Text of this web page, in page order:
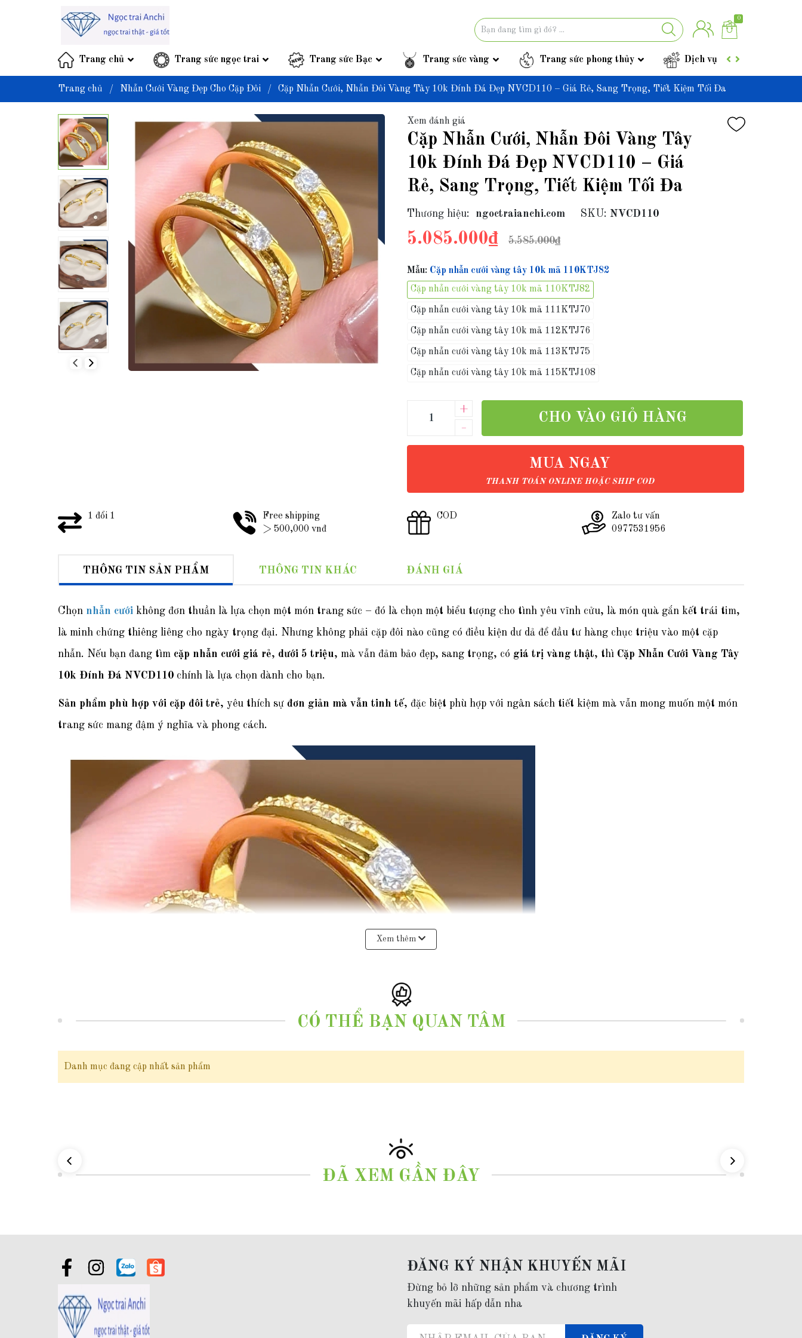
0
Trang chủ Trang sức ngọc trai Trang sức Bạc Trang sức vàng Trang sức phong thủy Dịch vụ
Trang chủ / Nhẫn Cưới Vàng Đẹp Cho Cặp Đôi / Cặp Nhẫn Cưới, Nhẫn Đôi Vàng Tây 10k Đính Đá Đẹp NVCD110 – Giá Rẻ, Sang Trọng, Tiết Kiệm Tối Đa
Xem đánh giá
Cặp Nhẫn Cưới, Nhẫn Đôi Vàng Tây
10k Đính Đá Đẹp NVCD110 – Giá
Rẻ, Sang Trọng, Tiết Kiệm Tối Đa
Thương hiệu: ngoctraianchi.com SKU: NVCD110
5.085.000₫ 5.585.000₫
Mẫu: Cặp nhẫn cưới vàng tây 10k mã 110KTJ82
Cặp nhẫn cưới vàng tây 10k mã 110KTJ82
Cặp nhẫn cưới vàng tây 10k mã 111KTJ70
Cặp nhẫn cưới vàng tây 10k mã 112KTJ76
Cặp nhẫn cưới vàng tây 10k mã 113KTJ75
Cặp nhẫn cưới vàng tây 10k mã 115KTJ108
–
+
CHO VÀO GIỎ HÀNG
MUA NGAY
THANH TOÁN ONLINE HOẶC SHIP COD
1 đổi 1
Free shipping
> 500,000 vnđ
COD
Zalo tư vấn
0977531956
THÔNG TIN SẢN PHẨM THÔNG TIN KHÁC ĐÁNH GIÁ
Chọn nhẫn cưới không đơn thuần là lựa chọn một món trang sức – đó là chọn một biểu tượng cho tình yêu vĩnh cửu, là món quà gắn kết trái tim,
là minh chứng thiêng liêng cho ngày trọng đại. Nhưng không phải cặp đôi nào cũng có điều kiện dư dả để đầu tư hàng chục triệu vào một cặp
nhẫn. Nếu bạn đang tìm cặp nhẫn cưới giá rẻ, dưới 5 triệu, mà vẫn đảm bảo đẹp, sang trọng, có giá trị vàng thật, thì Cặp Nhẫn Cưới Vàng Tây
10k Đính Đá NVCD110 chính là lựa chọn dành cho bạn.
Sản phẩm phù hợp với cặp đôi trẻ, yêu thích sự đơn giản mà vẫn tinh tế, đặc biệt phù hợp với ngân sách tiết kiệm mà vẫn mong muốn một món
trang sức mang đậm ý nghĩa và phong cách.
Xem thêm
CÓ THỂ BẠN QUAN TÂM
Danh mục đang cập nhất sản phẩm
ĐÃ XEM GẦN ĐÂY
ĐĂNG KÝ NHẬN KHUYẾN MÃI
Đừng bỏ lỡ những sản phẩm và chương trình
khuyến mãi hấp dẫn nha